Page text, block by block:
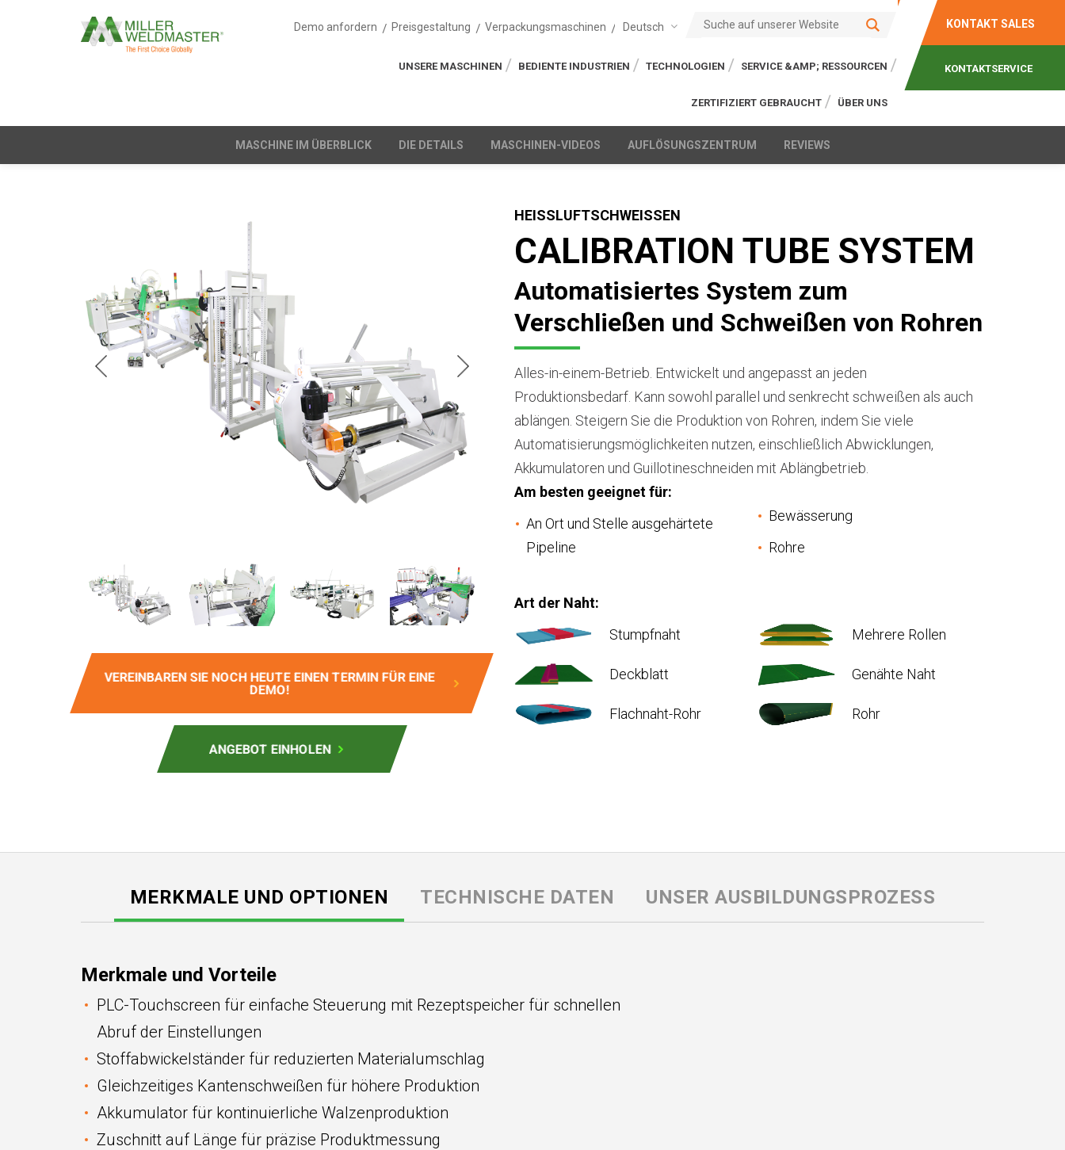
Demo anfordern Preisgestaltung Verpackungsmaschinen Deutsch
UNSERE MASCHINEN BEDIENTE INDUSTRIEN TECHNOLOGIEN SERVICE &AMP; RESSOURCEN
ZERTIFIZIERT GEBRAUCHT ÜBER UNS
KONTAKT SALES
KONTAKTSERVICE
MASCHINE IM ÜBERBLICK DIE DETAILS MASCHINEN-VIDEOS AUFLÖSUNGSZENTRUM REVIEWS
VEREINBAREN SIE NOCH HEUTE EINEN TERMIN FÜR EINE
DEMO!
ANGEBOT EINHOLEN
HEISSLUFTSCHWEISSEN
CALIBRATION TUBE SYSTEM
Automatisiertes System zum
Verschließen und Schweißen von Rohren
Alles-in-einem-Betrieb. Entwickelt und angepasst an jeden
Produktionsbedarf. Kann sowohl parallel und senkrecht schweißen als auch
ablängen. Steigern Sie die Produktion von Rohren, indem Sie viele
Automatisierungsmöglichkeiten nutzen, einschließlich Abwicklungen,
Akkumulatoren und Guillotineschneiden mit Ablängbetrieb.
Am besten geeignet für:
An Ort und Stelle ausgehärtete
Pipeline
Bewässerung
Rohre
Art der Naht:
Stumpfnaht
Deckblatt
Flachnaht-Rohr
Mehrere Rollen
Genähte Naht
Rohr
MERKMALE UND OPTIONEN TECHNISCHE DATEN UNSER AUSBILDUNGSPROZESS
Merkmale und Vorteile
PLC-Touchscreen für einfache Steuerung mit Rezeptspeicher für schnellen
Abruf der Einstellungen
Stoffabwickelständer für reduzierten Materialumschlag
Gleichzeitiges Kantenschweißen für höhere Produktion
Akkumulator für kontinuierliche Walzenproduktion
Zuschnitt auf Länge für präzise Produktmessung